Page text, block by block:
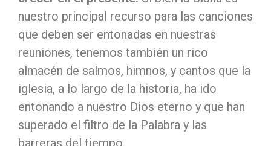
nuestro principal recurso para las canciones
que deben ser entonadas en nuestras
reuniones, tenemos también un rico
almacén de salmos, himnos, y cantos que la
iglesia, a lo largo de la historia, ha ido
entonando a nuestro Dios eterno y que han
superado el filtro de la Palabra y las
barreras del tiempo.